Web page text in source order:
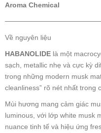
Aroma Chemical
Về nguyên liệu
HABANOLIDE là một
sạch, metallic nhẹ và cực kỳ
trong những modern musk
cleanliness” rõ nét nhất trong
Mùi hương mang cảm giác
luminous, với lớp white musk
nuance tinh tế và hiệu ứng